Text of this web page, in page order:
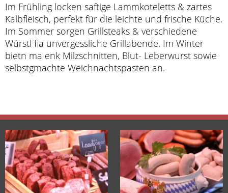
Im Frühling locken saftige Lammkoteletts & zartes
Kalbfleisch, perfekt für die leichte und frische Küche.
Im Sommer sorgen Grillsteaks & verschiedene
Würstl fia unvergessliche Grillabende. Im Winter
bietn ma enk Milzschnitten, Blut- Leberwurst sowie
selbstgmachte Weichnachtspasten an.